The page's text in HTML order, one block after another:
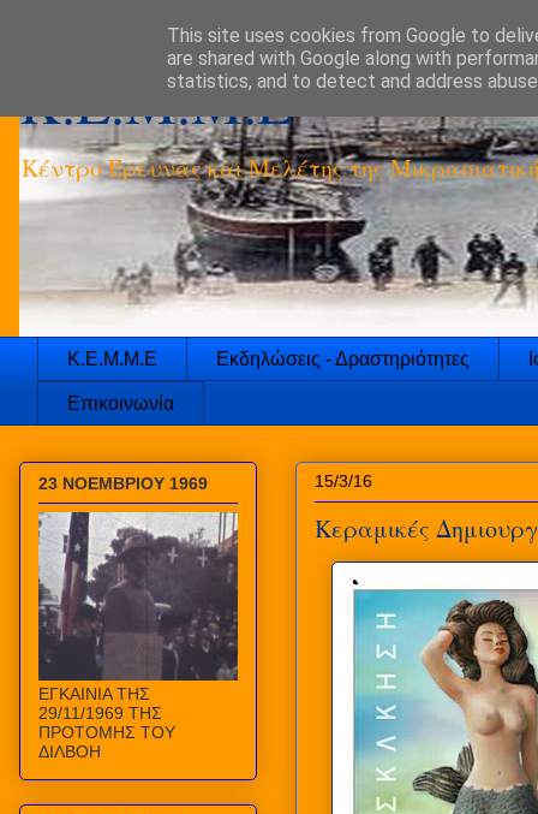
K.E.M.M.E
Κέντρο Έρευνας και Μελέτης της
Κ.Ε.Μ.Μ.Ε Εκδηλώσεις - Δραστηριότητες
Επικοινωνία
15/3/16
Κεραμικές
23 ΝΟΕΜΒΡΙΟΥ 1969
ΕΓΚΑΙΝΙΑ ΤΗΣ
29/11/1969 ΤΗΣ
ΠΡΟΤΟΜΗΣ ΤΟΥ
ΔΙΛΒΟΗ
This site uses cookies from Google to
are shared with Google along with
statistics, and to detect and address